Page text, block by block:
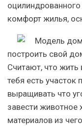
комфорт жилья,
построить свой
Считают, что
тебя есть
выращивать что
завести животное
материалов из